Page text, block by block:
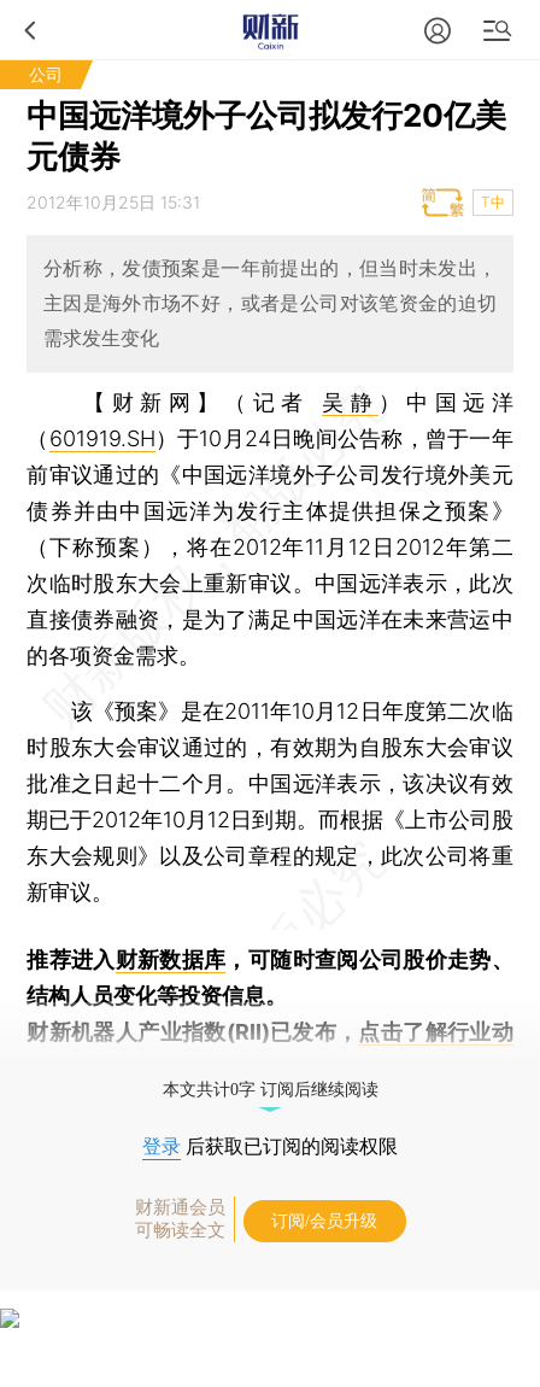
公司
中国远洋境外子公司拟发行20亿美
元债券
2012年10月25日 15:31 T中
分析称，发债预案是一年前提出的，但当时未发出，
主因是海外市场不好，或者是公司对该笔资金的迫切
需求发生变化
【财新网】（记者 吴静 ） 中国远洋
（ 601919.SH）于10月24日晚间公告称，曾于一年
前审议通过的《中国远洋境外子公司发行境外美元
债券并由中国远洋为发行主体提供担保之预案》
（下称预案），将在2012年11月12日2012年第二
次临时股东大会上重新审议。中国远洋表示，此次
直接债券融资，是为了满足中国远洋在未来营运中
的各项资金需求。
该《预案》是在2011年10月12日年度第二次临
时股东大会审议通过的，有效期为自股东大会审议
批准之日起十二个月。中国远洋表示，该决议有效
期已于2012年10月12日到期。而根据《上市公司股
东大会规则》以及公司章程的规定，此次公司将重
新审议。
推荐进入财新数据库 ，可随时查阅公司股价走势、
结构人员变化等投资信息。
财新机器人产业指数(RII)已发布， 点击了解行业动
本文共计0字 订阅后继续阅读
登录 后获取已订阅的阅读权限
财新通会员
可畅读全文
订阅/会员升级